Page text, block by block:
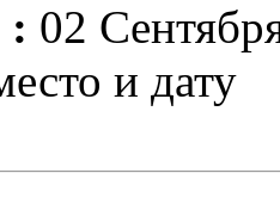
: 02
и дату